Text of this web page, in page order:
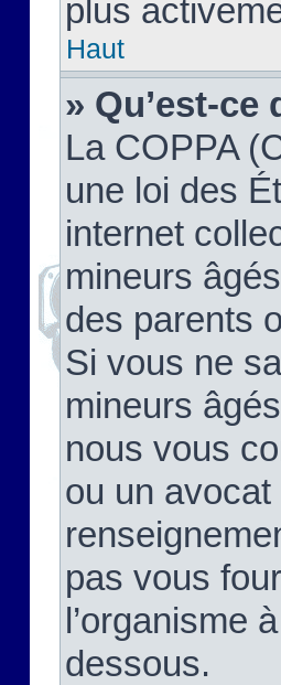
plus
Haut
» Qu’est-ce
La COPPA
une loi des
internet
mineurs
des parents
Si vous ne
mineurs
nous vous
ou un
pas vous
l’organisme
dessous.